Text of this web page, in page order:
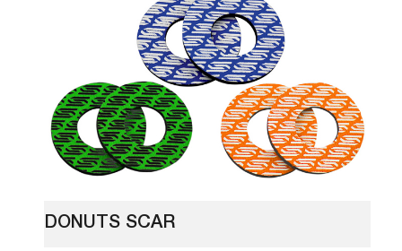
DONUTS SCAR